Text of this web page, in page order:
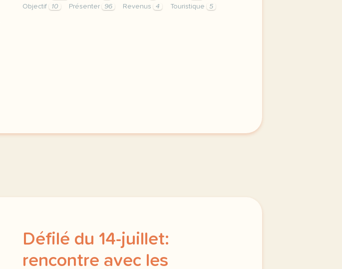
Objectif
10 Présenter 96 Revenus 4 Touristique 5
Défilé du 14-juillet:
rencontre avec les